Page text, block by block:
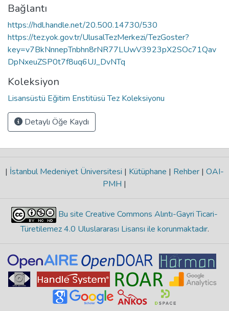
Bağlantı
https://hdl.handle.net/20.500.14730/530
https://tez.yok.gov.tr/UlusalTezMerkezi/TezGoster?
key=v7BkNnnepTnbhn8rNR77LUwV3923pX2SOc71Qav
DpNxeuZSP0t7f8uq6UJ_DvNTq
Koleksiyon
Lisansüstü Eğitim Enstitüsü Tez Koleksiyonu
Detaylı Öğe Kaydı
| İstanbul Medeniyet Üniversitesi | Kütüphane | Rehber | OAI-
PMH |
Bu site Creative Commons Alıntı-Gayri Ticari-
Türetilemez 4.0 Uluslararası Lisansı ile korunmaktadır.